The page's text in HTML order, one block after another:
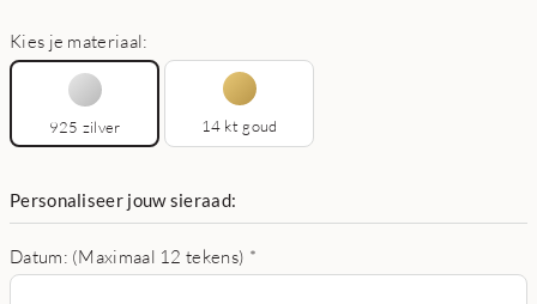
Kies je materiaal:
925 zilver 14 kt goud
Personaliseer jouw sieraad:
Datum: (Maximaal 12 tekens) *